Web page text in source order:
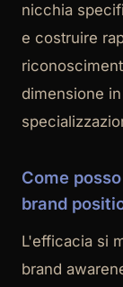
nicchia
e costruire
dimensione
Come
brand
L'efficacia si
brand